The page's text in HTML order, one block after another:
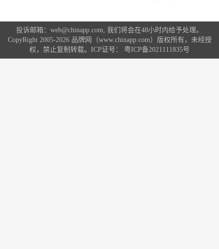
投诉邮箱：web@chinapp.com, 我们将会在48小时内给予处理。
CopyRight 2005-2026 品牌网（www.chinapp.com）版权所有，未经授
权，禁止复制转载。ICP证号： 粤ICP备2021111835号